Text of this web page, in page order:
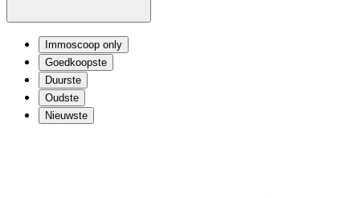
Immoscoop only
Goedkoopste
Duurste
Oudste
Nieuwste